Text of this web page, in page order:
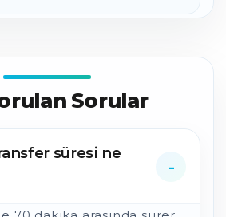
Sorular
süresi ne